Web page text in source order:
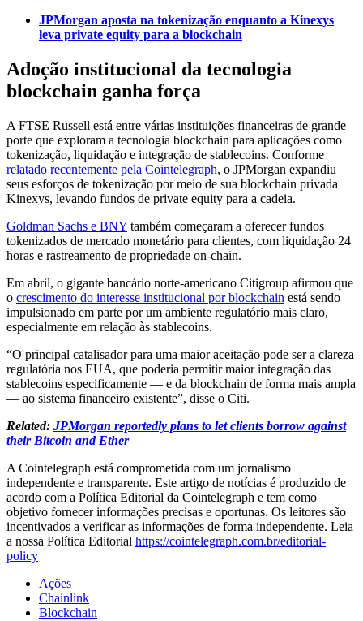
JPMorgan aposta na tokenização enquanto a Kinexys
leva private equity para a blockchain
Adoção institucional da tecnologia
blockchain ganha força
A FTSE Russell está entre várias instituições financeiras de grande
porte que exploram a tecnologia blockchain para aplicações como
tokenização, liquidação e integração de stablecoins. Conforme
relatado recentemente pela Cointelegraph, o JPMorgan expandiu
seus esforços de tokenização por meio de sua blockchain privada
Kinexys, levando fundos de private equity para a cadeia.
Goldman Sachs e BNY também começaram a oferecer fundos
tokenizados de mercado monetário para clientes, com liquidação 24
horas e rastreamento de propriedade on-chain.
Em abril, o gigante bancário norte-americano Citigroup afirmou que
o crescimento do interesse institucional por blockchain está sendo
impulsionado em parte por um ambiente regulatório mais claro,
especialmente em relação às stablecoins.
“O principal catalisador para uma maior aceitação pode ser a clareza
regulatória nos EUA, que poderia permitir maior integração das
stablecoins especificamente — e da blockchain de forma mais ampla
— ao sistema financeiro existente”, disse o Citi.
Related: JPMorgan reportedly plans to let clients borrow against
their Bitcoin and Ether
A Cointelegraph está comprometida com um jornalismo
independente e transparente. Este artigo de notícias é produzido de
acordo com a Política Editorial da Cointelegraph e tem como
objetivo fornecer informações precisas e oportunas. Os leitores são
incentivados a verificar as informações de forma independente. Leia
a nossa Política Editorial https://cointelegraph.com.br/editorial-
policy
Ações
Chainlink
Blockchain